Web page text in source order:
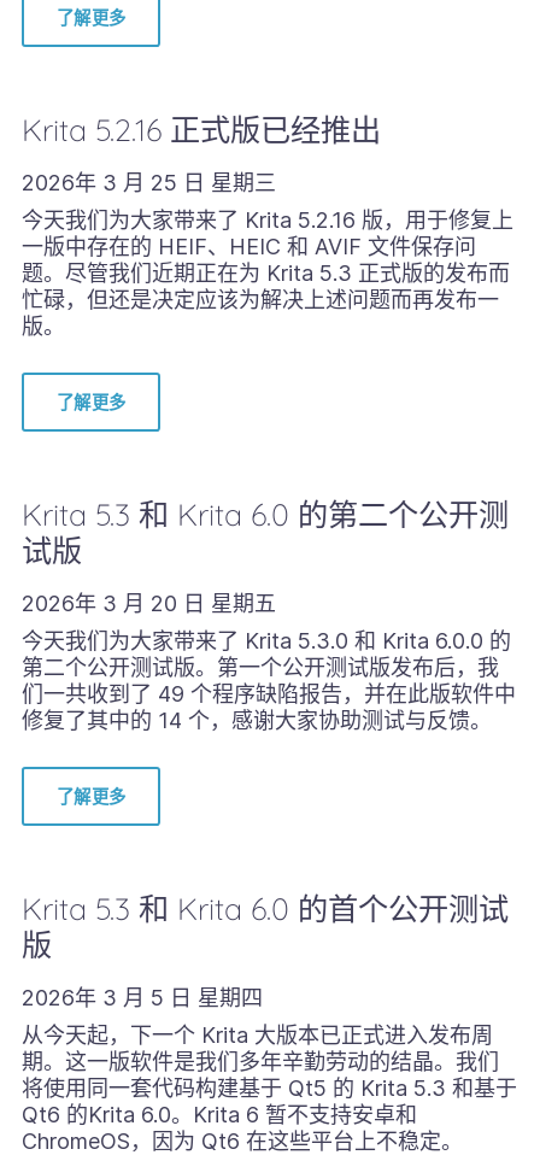
了解更多
Krita 5.2.16 正式版已经推出
2026年 3 月 25 日 星期三
今天我们为大家带来了 Krita 5.2.16 版，用于修复上
一版中存在的 HEIF、HEIC 和 AVIF 文件保存问
题。尽管我们近期正在为 Krita 5.3 正式版的发布而
忙碌，但还是决定应该为解决上述问题而再发布一
版。
了解更多
Krita 5.3 和 Krita 6.0 的第二个公开测
试版
2026年 3 月 20 日 星期五
今天我们为大家带来了 Krita 5.3.0 和 Krita 6.0.0 的
第二个公开测试版。第一个公开测试版发布后，我
们一共收到了 49 个程序缺陷报告，并在此版软件中
修复了其中的 14 个，感谢大家协助测试与反馈。
了解更多
Krita 5.3 和 Krita 6.0 的首个公开测试
版
2026年 3 月 5 日 星期四
从今天起，下一个 Krita 大版本已正式进入发布周
期。这一版软件是我们多年辛勤劳动的结晶。我们
将使用同一套代码构建基于 Qt5 的 Krita 5.3 和基于
Qt6 的Krita 6.0。Krita 6 暂不支持安卓和
ChromeOS，因为 Qt6 在这些平台上不稳定。